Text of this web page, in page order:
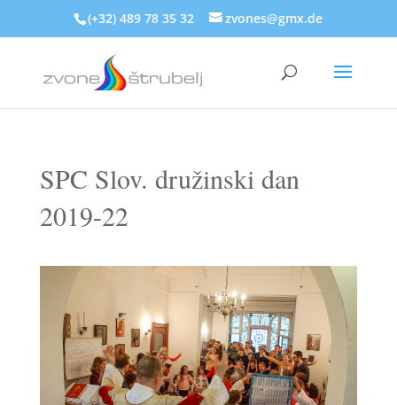
(+32) 489 78 35 32 zvones@gmx.de
SPC Slov. družinski dan
2019-22